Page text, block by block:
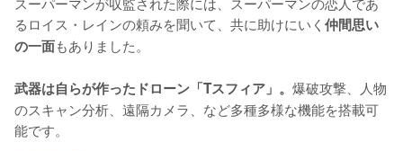
るロイス・レインの頼みを聞いて、共に助けにいく 仲間思い
の一面もありました。
武器は自らが作ったドローン「Tスフィア」。 爆破攻撃、人物
のスキャン分析、遠隔カメラ、など多種多様な機能を搭載可
能です。